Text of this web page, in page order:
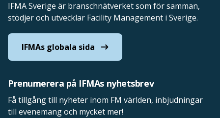
IFMA Sverige är branschnätverket som för samman,
stödjer och utvecklar Facility Management i Sverige.
IFMAs globala sida
Prenumerera på IFMAs nyhetsbrev
Få tillgång till nyheter inom FM världen, inbjudningar
till evenemang och mycket mer!